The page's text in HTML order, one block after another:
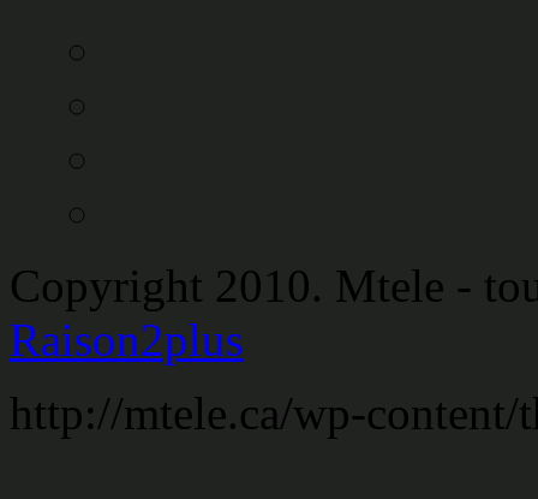
Copyright 2010. Mtele -
Raison2plus
http://mtele.ca/wp-content/